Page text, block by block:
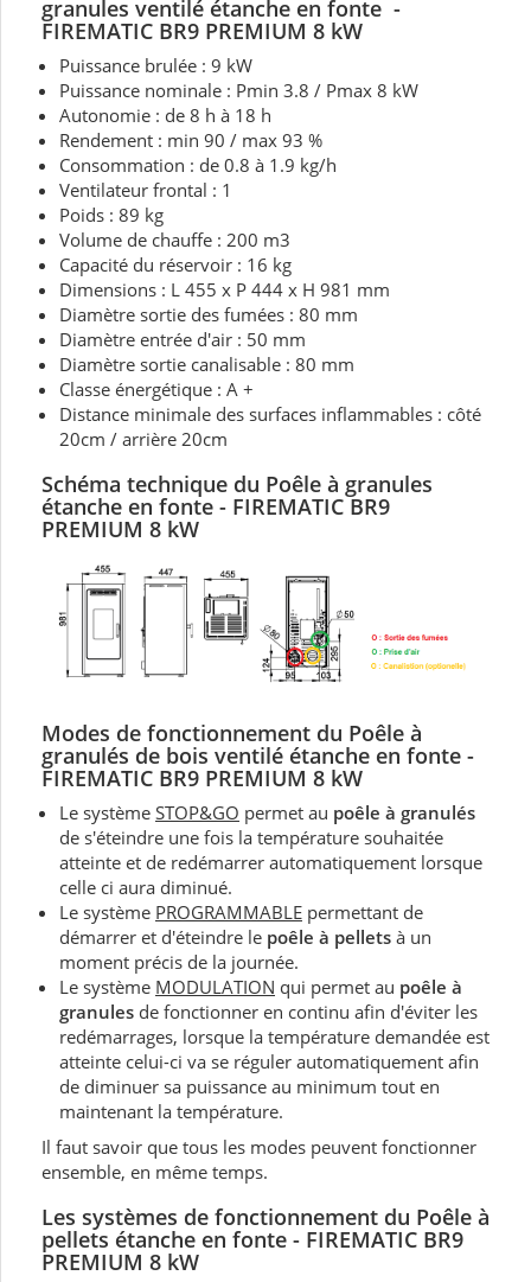
granules ventilé étanche en fonte -
FIREMATIC BR9 PREMIUM 8 kW
Puissance brulée : 9 kW
Puissance nominale : Pmin 3.8 / Pmax 8 kW
Autonomie : de 8 h à 18 h
Rendement : min 90 / max 93 %
Consommation : de 0.8 à 1.9 kg/h
Ventilateur frontal : 1
Poids : 89 kg
Volume de chauffe : 200 m3
Capacité du réservoir : 16 kg
Dimensions : L 455 x P 444 x H 981 mm
Diamètre sortie des fumées : 80 mm
Diamètre entrée d'air : 50 mm
Diamètre sortie canalisable : 80 mm
Classe énergétique : A +
Distance minimale des surfaces inflammables : côté
20cm / arrière 20cm
Schéma technique du Poêle à granules
étanche en fonte - FIREMATIC BR9
PREMIUM 8 kW
Modes de fonctionnement du Poêle à
granulés de bois ventilé étanche en fonte -
FIREMATIC BR9 PREMIUM 8 kW
Le système STOP&GO permet au poêle à granulés
de s'éteindre une fois la température souhaitée
atteinte et de redémarrer automatiquement lorsque
celle ci aura diminué.
Le système PROGRAMMABLE permettant de
démarrer et d'éteindre le poêle à pellets à un
moment précis de la journée.
Le système MODULATION qui permet au poêle à
granules de fonctionner en continu afin d'éviter les
redémarrages, lorsque la température demandée est
atteinte celui-ci va se réguler automatiquement afin
de diminuer sa puissance au minimum tout en
maintenant la température.
Il faut savoir que tous les modes peuvent fonctionner
ensemble, en même temps.
Les systèmes de fonctionnement du Poêle à
pellets étanche en fonte - FIREMATIC BR9
PREMIUM 8 kW